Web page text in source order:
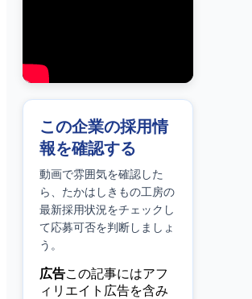
この企業の採用情
報を確認する
動画で雰囲気を確認した
ら、 たかはしきもの工房の
最新採用状況をチェックし
て応募可否を判断しましょ
う。
広告この記事にはアフ
ィリエイト広告を含み